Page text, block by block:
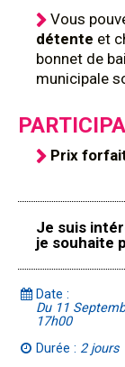
Vous
détente et
bonnet de
municipale
Prix
Je suis
je souhaite
Date :
Du 11
17h00
Durée : 2 jours